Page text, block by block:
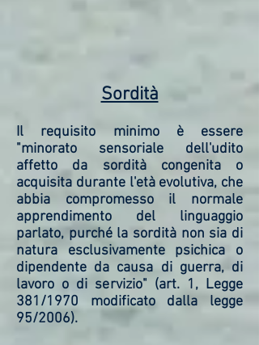
Sordità
Il requisito minimo è essere
"minorato sensoriale dell'udito
affetto da sordità congenita o
acquisita durante l'età evolutiva, che
abbia compromesso il normale
apprendimento del linguaggio
parlato, purché la sordità non sia di
natura esclusivamente psichica o
dipendente da causa di guerra, di
lavoro o di servizio" (art. 1, Legge
381/1970 modificato dalla legge
95/2006).